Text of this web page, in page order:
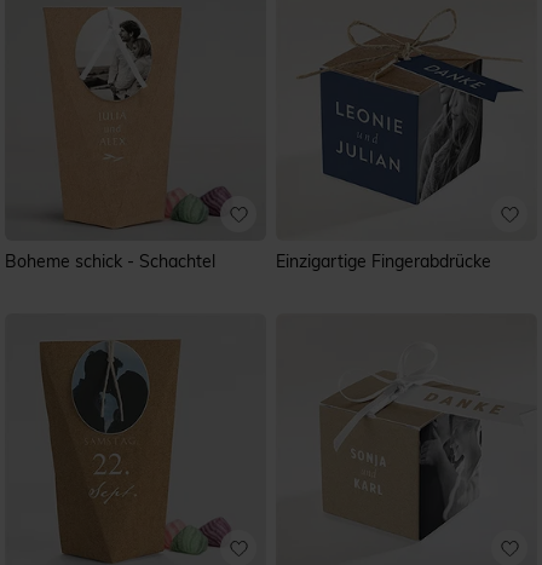
Boheme schick - Schachtel Einzigartige Fingerabdrücke